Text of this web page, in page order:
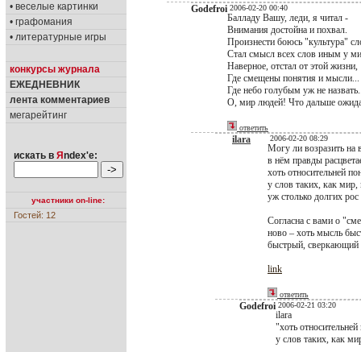
• веселые картинки
• графомания
• литературные игры
конкурсы журнала
ЕЖЕДНЕВНИК
лента комментариев
мегарейтинг
искать в Я ndex'е:
участники on-line:
Гостей: 12
Godefroi 2006-02-20 00:40
Балладу Вашу, леди, я читал -
Внимания достойна и похвал.
Произнести боюсь "культура"
Стал смысл всех слов иным у
Наверное, отстал от этой жизни,
Где смещены понятия и мысли...
Где небо голубым уж не
О, мир людей! Что дальше
ответить
ilara 2006-02-20 08:29
Могу ли возразить на
в нём правды
хоть относительней
у слов таких, как мир,
уж столько долгих рос
Согласна с вами о
ново – хоть мысль
быстрый, сверкающий
link
ответить
Godefroi 2006-02-21 03:20
ilara
"хоть
у слов таких, как